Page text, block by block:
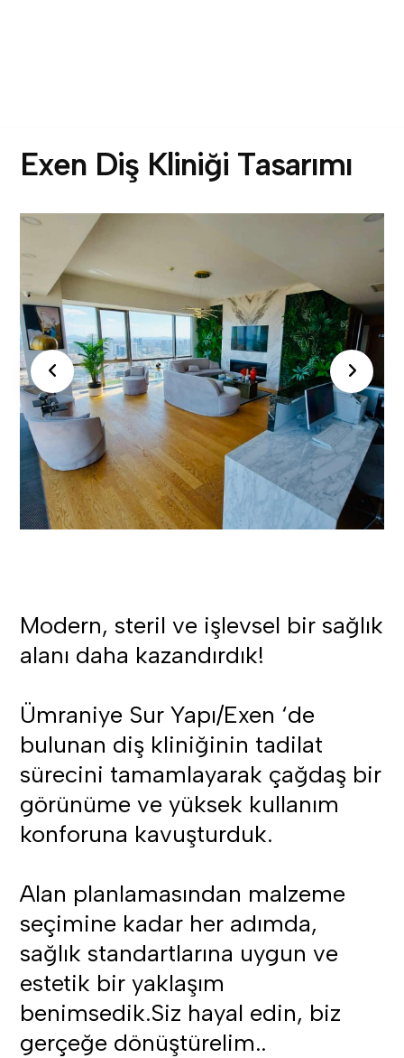
Exen Diş Kliniği Tasarımı
Modern, steril ve işlevsel bir sağlık
alanı daha kazandırdık!
Ümraniye Sur Yapı/Exen ‘de
bulunan diş kliniğinin tadilat
sürecini tamamlayarak çağdaş bir
görünüme ve yüksek kullanım
konforuna kavuşturduk.
Alan planlamasından malzeme
seçimine kadar her adımda,
sağlık standartlarına uygun ve
estetik bir yaklaşım
benimsedik.Siz hayal edin, biz
gerçeğe dönüştürelim..